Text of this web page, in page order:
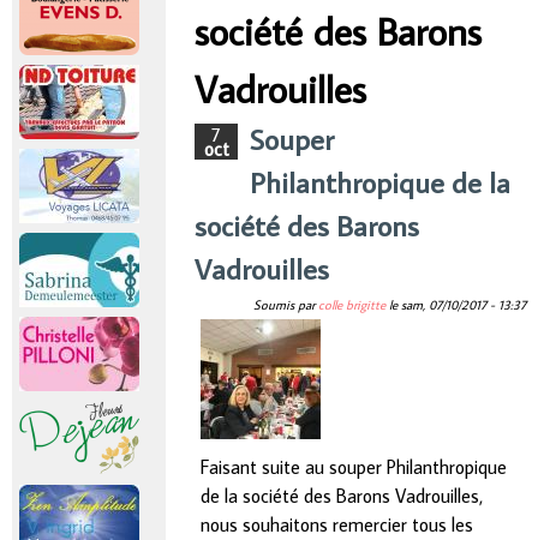
Vous êtes ici
société des Barons
Vadrouilles
7
oct
Souper
Philanthropique de la
société des Barons
Vadrouilles
Soumis parcolle brigittelesam, 07/10/2017 - 13:37
Faisant suite au souper Philanthropique
de la société des Barons Vadrouilles,
nous souhaitons remercier tous les
n
c
p
a